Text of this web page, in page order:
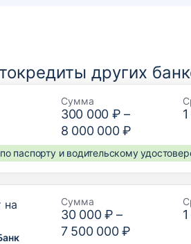
других
Сумма
300 000 ₽ –
8 000 000 ₽
1
паспорту и водительскому
на
Сумма
30 000 ₽ –
7 500 000 ₽
1